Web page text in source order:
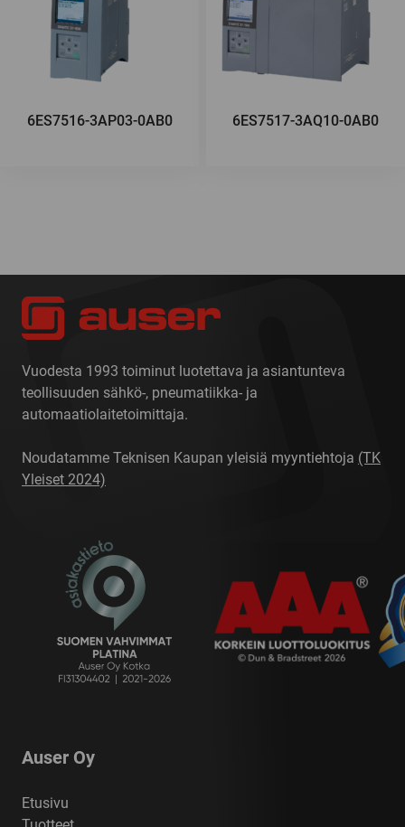
6ES7516-3AP03-0AB0 6ES7517-3AQ10-0AB0
Vuodesta 1993 toiminut luotettava ja asiantunteva
teollisuuden sähkö-, pneumatiikka- ja
automaatiolaitetoimittaja.
Noudatamme Teknisen Kaupan yleisiä myyntiehtoja (TK
Yleiset 2024)
Auser Oy
Etusivu